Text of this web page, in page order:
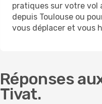
pratiques sur votre vol
depuis Toulouse ou
vous déplacer et vous
Réponses
Tivat.